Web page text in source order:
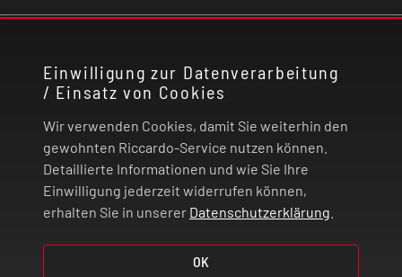
Einwilligung zur Datenverarbeitung
/ Einsatz von Cookies
Wir verwenden Cookies, damit Sie weiterhin den
gewohnten Riccardo-Service nutzen können.
Detaillierte Informationen und wie Sie Ihre
Einwilligung jederzeit widerrufen können,
erhalten Sie in unserer Datenschutzerklärung
OK
RECHTLICHES
ZAHLUNG UND VERSAND
VERTRAG WIDERRUFEN
© 2026 | Riccardo Onlinestore GmbH